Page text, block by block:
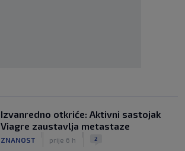
Izvanredno otkriće: Aktivni sastojak
Viagre zaustavlja metastaze
ZNANOST prije 6 h 2